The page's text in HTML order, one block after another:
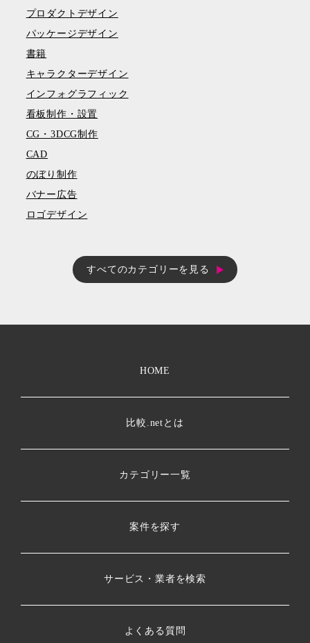
プロダクトデザイン
パッケージデザイン
書籍
キャラクターデザイン
インフォグラフィック
看板制作・設置
CG・3DCG制作
CAD
のぼり制作
バナー広告
ロゴデザイン
すべてのカテゴリーを見る
HOME
比較.netとは
カテゴリー一覧
案件を探す
サービス・業者を検索
よくある質問